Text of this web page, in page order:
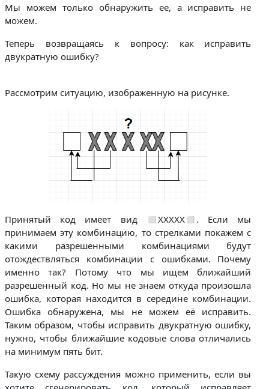
Мы можем только обнаружить ее, а исправить не
можем.
Теперь возвращаясь к вопросу: как исправить
двукратную ошибку?
Рассмотрим ситуацию, изображенную на рисунке.
Принятый код имеет вид ◻ХХХХХ◻. Если мы
принимаем эту комбинацию, то стрелками покажем с
какими разрешенными комбинациями будут
отождествляться комбинации с ошибками. Почему
именно так? Потому что мы ищем ближайший
разрешенный код. Но мы не знаем откуда произошла
ошибка, которая находится в середине комбинации.
Ошибка обнаружена, мы не можем её исправить.
Таким образом, чтобы исправить двукратную ошибку,
нужно, чтобы ближайшие кодовые слова отличались
на минимум пять бит.
Такую схему рассуждения можно применить, если вы